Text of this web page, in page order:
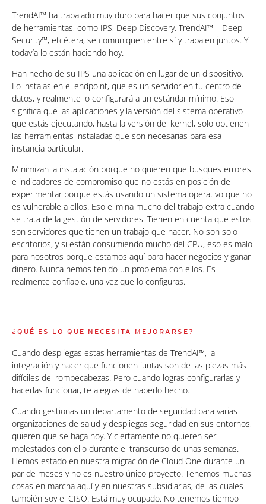
TrendAI™ ha trabajado muy duro para hacer que sus conjuntos
de herramientas, como IPS, Deep Discovery, TrendAI™ – Deep
Security™, etcétera, se comuniquen entre sí y trabajen juntos. Y
todavía lo están haciendo hoy.
Han hecho de su IPS una aplicación en lugar de un dispositivo.
Lo instalas en el endpoint, que es un servidor en tu centro de
datos, y realmente lo configurará a un estándar mínimo. Eso
significa que las aplicaciones y la versión del sistema operativo
que estás ejecutando, hasta la versión del kernel, solo obtienen
las herramientas instaladas que son necesarias para esa
instancia particular.
Minimizan la instalación porque no quieren que busques errores
e indicadores de compromiso que no estás en posición de
experimentar porque estás usando un sistema operativo que no
es vulnerable a ellos. Eso elimina mucho del trabajo extra cuando
se trata de la gestión de servidores. Tienen en cuenta que estos
son servidores que tienen un trabajo que hacer. No son solo
escritorios, y si están consumiendo mucho del CPU, eso es malo
para nosotros porque estamos aquí para hacer negocios y ganar
dinero. Nunca hemos tenido un problema con ellos. Es
realmente confiable, una vez que lo configuras.
¿QUÉ ES LO QUE NECESITA MEJORARSE?
Cuando despliegas estas herramientas de TrendAI™, la
integración y hacer que funcionen juntas son de las piezas más
difíciles del rompecabezas. Pero cuando logras configurarlas y
hacerlas funcionar, te alegras de haberlo hecho.
Cuando gestionas un departamento de seguridad para varias
organizaciones de salud y despliegas seguridad en sus entornos,
quieren que se haga hoy. Y ciertamente no quieren ser
molestados con ello durante el transcurso de unas semanas.
Hemos estado en nuestra migración de Cloud One durante un
par de meses y no es nuestro único proyecto. Tenemos muchas
cosas en marcha aquí y en nuestras subsidiarias, de las cuales
también soy el CISO. Está muy ocupado. No tenemos tiempo